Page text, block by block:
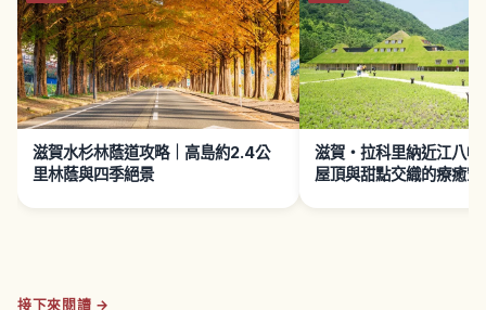
滋賀水杉林蔭道攻略｜高島約2.4公
里林蔭與四季絕景
滋賀・拉科里納近江八幡
屋頂與甜點交織的療癒空
接下來閱讀 →